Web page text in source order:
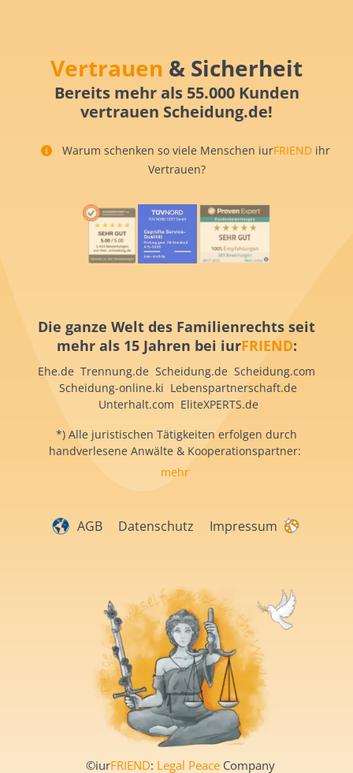
Vertrauen & Sicherheit
Bereits mehr als 55.000 Kunden
vertrauen Scheidung.de!
Warum schenken so viele Menschen iurFRIEND ihr
Vertrauen?
Die ganze Welt des Familienrechts seit
mehr als 15 Jahren bei iurFRIEND:
Ehe.de Trennung.de Scheidung.de Scheidung.com
Scheidung-online.ki Lebenspartnerschaft.de
Unterhalt.com EliteXPERTS.de
*) Alle juristischen Tätigkeiten erfolgen durch
handverlesene Anwälte & Kooperationspartner:
mehr
AGB Datenschutz Impressum
©iurFRIEND: Legal Peace Company